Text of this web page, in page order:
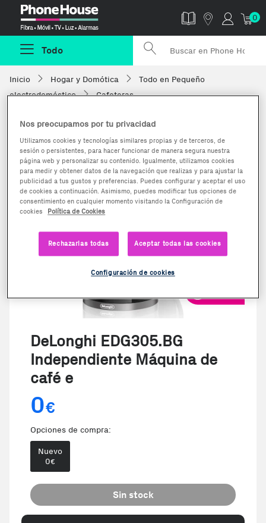
0
Todo
Inicio Hogar y Domótica
Todo en Pequeño
electrodoméstico
Cafeteras
DeLonghi EDG305.BG
Independiente Máquina de
café e
0€
Opciones de compra:
Nuevo
0€
Sin stock
Nos preocupamos por tu privacidad
Utilizamos cookies y tecnologías similares propias y de terceros, de
sesión o persistentes, para hacer funcionar de manera segura nuestra
página web y personalizar su contenido. Igualmente, utilizamos cookies
para medir y obtener datos de la navegación que realizas y para ajustar la
publicidad a tus gustos y preferencias. Puedes configurar y aceptar el uso
de cookies a continuación. Asimismo, puedes modificar tus opciones de
consentimiento en cualquier momento visitando la Configuración de
cookies
Política de Cookies
Rechazarlas todas Aceptar todas las cookies
Configuración de cookies